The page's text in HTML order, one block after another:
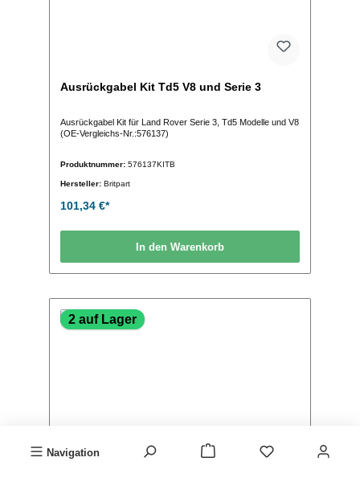
Navigation
Ausrückgabel Kit Td5 V8 und Serie 3
Ausrückgabel Kit für Land Rover Serie 3, Td5 Modelle und V8
(OE-Vergleichs-Nr.:576137)
Produktnummer: 576137KITB
Hersteller: Britpart
101,34 €*
In den Warenkorb
2 auf Lager